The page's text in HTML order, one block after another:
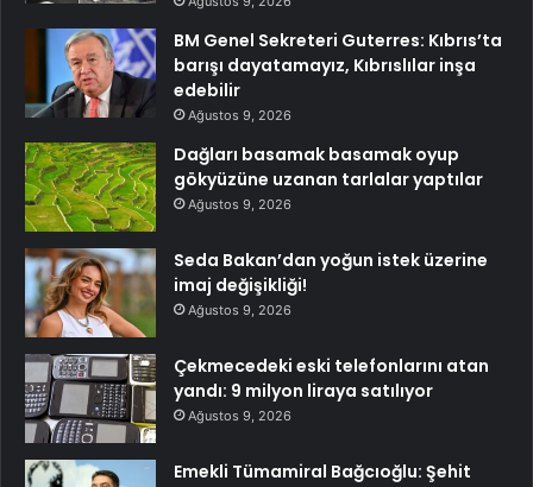
BM Genel Sekreteri Guterres: Kıbrıs’ta
barışı dayatamayız, Kıbrıslılar inşa
edebilir
Ağustos 9, 2026
Dağları basamak basamak oyup
gökyüzüne uzanan tarlalar yaptılar
Ağustos 9, 2026
Seda Bakan’dan yoğun istek üzerine
imaj değişikliği!
Ağustos 9, 2026
Çekmecedeki eski telefonlarını atan
yandı: 9 milyon liraya satılıyor
Ağustos 9, 2026
Emekli Tümamiral Bağcıoğlu: Şehit